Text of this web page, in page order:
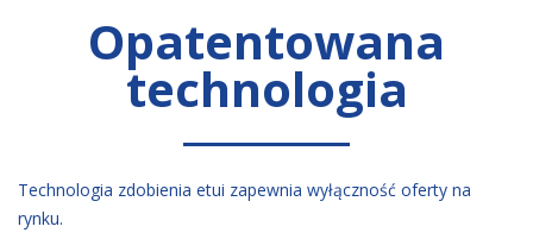
Opatentowana
technologia
Technologia zdobienia etui zapewnia wyłączność oferty na
rynku.